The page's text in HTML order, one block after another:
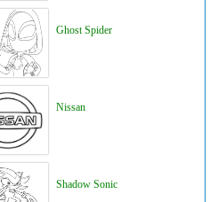
Ghost Spider
Nissan
Shadow Sonic